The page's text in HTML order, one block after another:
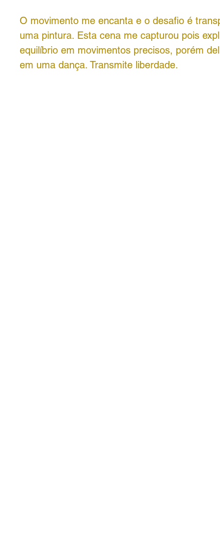
O movimento me encanta e o desafio é
uma pintura. Esta cena me capturou pois
equilíbrio em movimentos precisos, porém
em uma dança. Transmite liberdade.